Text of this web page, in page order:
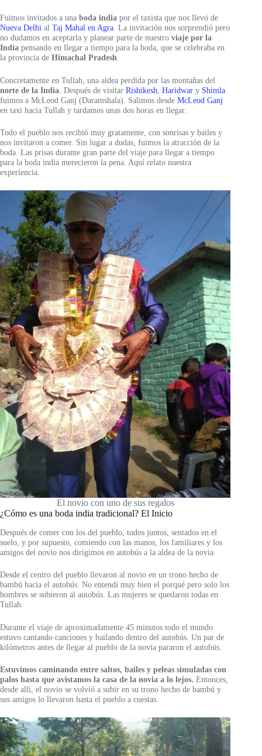
Fuimos invitados a una boda india por el taxista que nos llevó de
Nueva Delhi al Taj Mahal en Agra. La invitación nos sorprendió pero
no dudamos en aceptarla y planear parte de nuestro viaje por la
India pensando en llegar a tiempo para la boda, que se celebraba en
la provincia de Himachal Pradesh.
Concretamente en Tullah, una aldea perdida por las montañas del
norte de la India . Después de visitar Rishikesh Haridwar y Shimla
fuimos a McLeod Ganj (Daramshala). Salimos desde McLeod Ganj
en taxi hacia Tullah y tardamos unas dos horas en llegar.
Todo el pueblo nos recibió muy gratamente, con sonrisas y bailes y
nos invitaron a comer. Sin lugar a dudas, fuimos la atracción de la
boda. Las prisas durante gran parte del viaje para llegar a tiempo
para la boda india merecieron la pena. Aquí relato nuestra
experiencia.
El novio con uno de sus regalos
¿Cómo es una boda india tradicional? El Inicio
Después de comer con los del pueblo, todos juntos, sentados en el
suelo, y por supuesto, comiendo con las manos, los familiares y los
amigos del novio nos dirigimos en autobús a la aldea de la novia.
Desde el centro del pueblo llevaron al novio en un trono hecho de
bambú hacia el autobús. No entendí muy bien el porqué pero solo los
hombres se subieron al autobús. Las mujeres se quedaron todas en
Tullah.
Durante el viaje de aproximadamente 45 minutos todo el mundo
estuvo cantando canciones y bailando dentro del autobús. Un par de
kilómetros antes de llegar al pueblo de la novia pararon el autobús.
Estuvimos caminando entre saltos, bailes y peleas simuladas con
palos hasta que avistamos la casa de la novia a lo lejos. Entonces,
desde allí, el novio se volvió a subir en su trono hecho de bambú y
sus amigos lo llevaron hasta el pueblo a cuestas.